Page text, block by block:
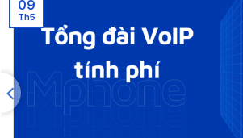
09
Th5